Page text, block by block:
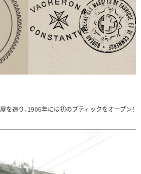
を造り、1906年には初のブティックをオープン！